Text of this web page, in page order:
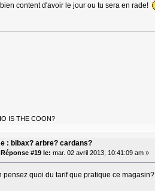
content d'avoir le jour ou tu sera en rade!
IS THE COON?
: bibax? arbre? cardans?
Réponse #19 le: mar. 02 avril 2013, 10:41:09 am »
pensez quoi du tarif que pratique ce magasin?